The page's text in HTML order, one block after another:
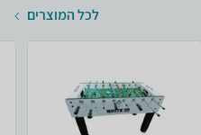
לכל המוצרים